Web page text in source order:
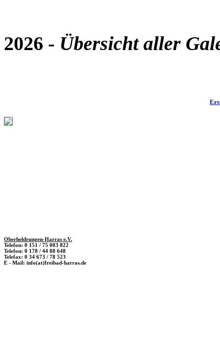
2026 - Übersicht aller
Oberheldrungen-Harras e.V.
Telefon: 0 151 / 75 003 822
Telefon: 0 178 / 44 88 648
Telefax: 0 34 673 / 78 523
E - Mail: info(at)freibad-harras.de